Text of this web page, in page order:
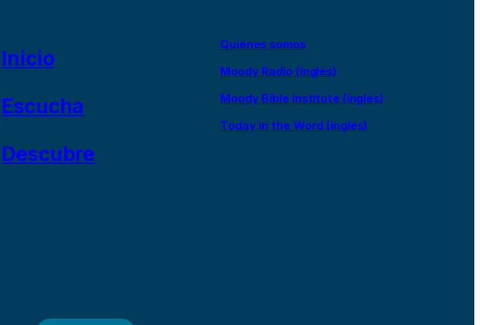
Inicio
Escucha
Descubre
Quiénes somos
Moody Radio (inglés)
Moody Bible Institute (inglés)
Today in the Word (inglés)